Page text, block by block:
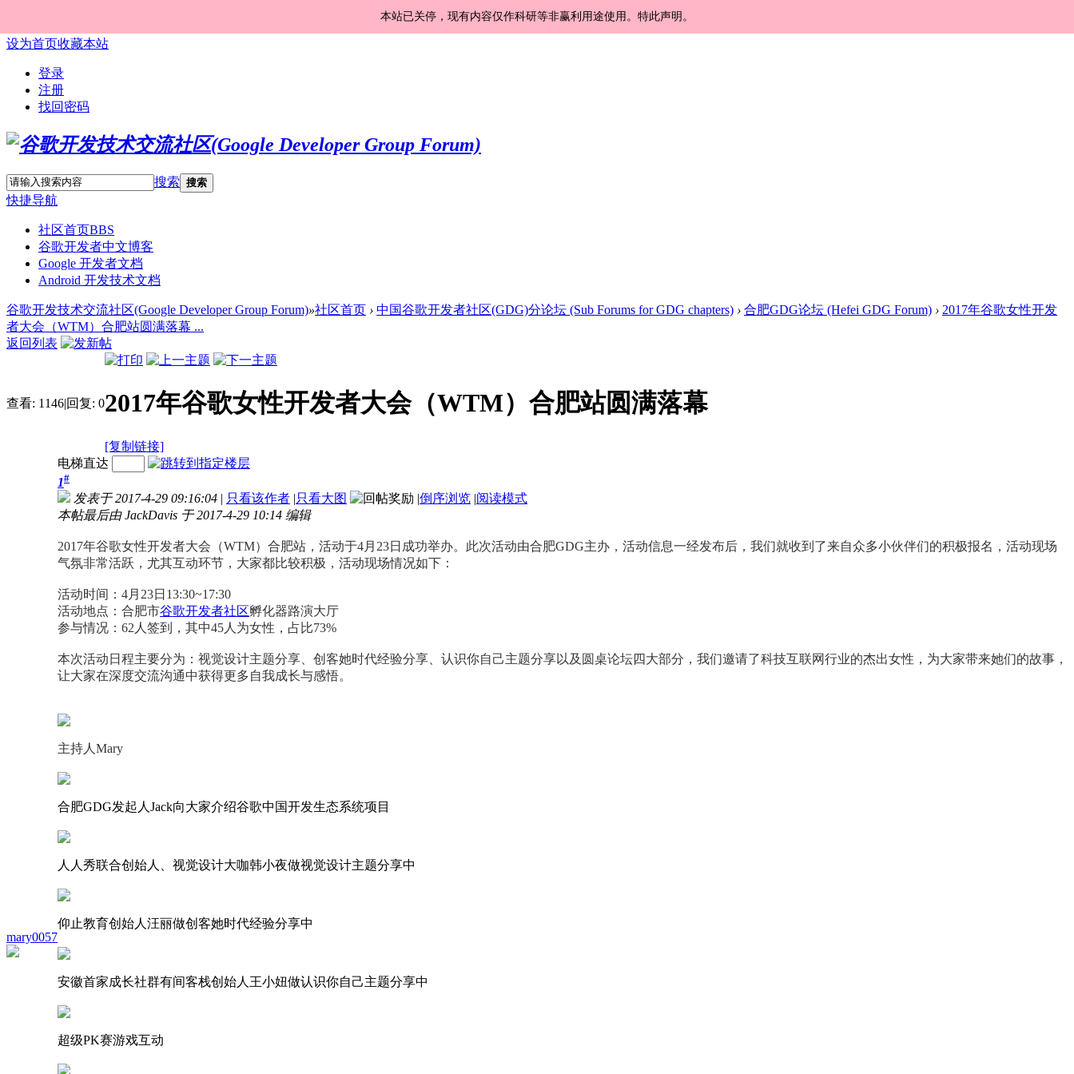
本站已关停，现有内容仅作科研等非赢利用途使用。特此声明。
设为首页收藏本站
登录
注册
找回密码
搜索 搜索
快捷导航
社区首页BBS
谷歌开发者中文博客
Google 开发者文档
Android 开发技术文档
谷歌开发技术交流社区(Google Developer Group Forum)»社区首页 › 中国谷歌开发者社区(GDG)分论坛 (Sub Forums for GDG chapters) › 合肥GDG论坛 (Hefei GDG Forum) › 2017年谷歌女性开发
者大会（WTM）合肥站圆满落幕 ...
返回列表
查看: 1146|回复: 02017年谷歌女性开发者大会（WTM）合肥站圆满落幕
[复制链接]
mary0057
电梯直达
1#
发表于 2017-4-29 09:16:04 | 只看该作者 |只看大图 |倒序浏览 |阅读模式
本帖最后由 JackDavis 于 2017-4-29 10:14 编辑
2017年谷歌女性开发者大会（WTM）合肥站，活动于4月23日成功举办。此次活动由合肥GDG主办，活动信息一经发布后，我们就收到了来自众多小伙伴们的积极报名，活动现场
气氛非常活跃，尤其互动环节，大家都比较积极，活动现场情况如下：
活动时间：4月23日13:30~17:30
活动地点：合肥市谷歌开发者社区孵化器路演大厅
参与情况：62人签到，其中45人为女性，占比73%
本次活动日程主要分为：视觉设计主题分享、创客她时代经验分享、认识你自己主题分享以及圆桌论坛四大部分，我们邀请了科技互联网行业的杰出女性，为大家带来她们的故事，
让大家在深度交流沟通中获得更多自我成长与感悟。
主持人Mary
合肥GDG发起人Jack向大家介绍谷歌中国开发生态系统项目
人人秀联合创始人、视觉设计大咖韩小夜做视觉设计主题分享中
仰止教育创始人汪丽做创客她时代经验分享中
安徽首家成长社群有间客栈创始人王小妞做认识你自己主题分享中
超级PK赛游戏互动